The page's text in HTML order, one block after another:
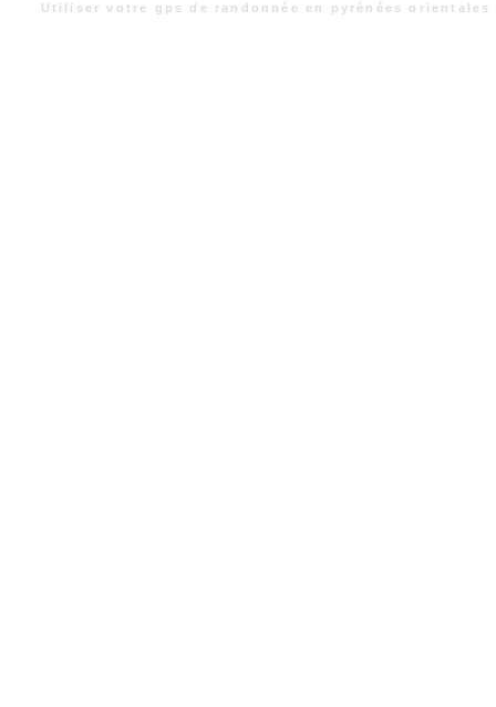
Utiliser votre gps de randonnée en pyrénées orientales